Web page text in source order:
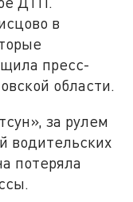
в
пресс-
области.
за рулем
водительских
потеряла